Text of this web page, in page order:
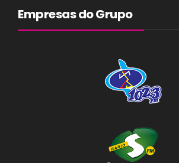
Empresas do Grupo